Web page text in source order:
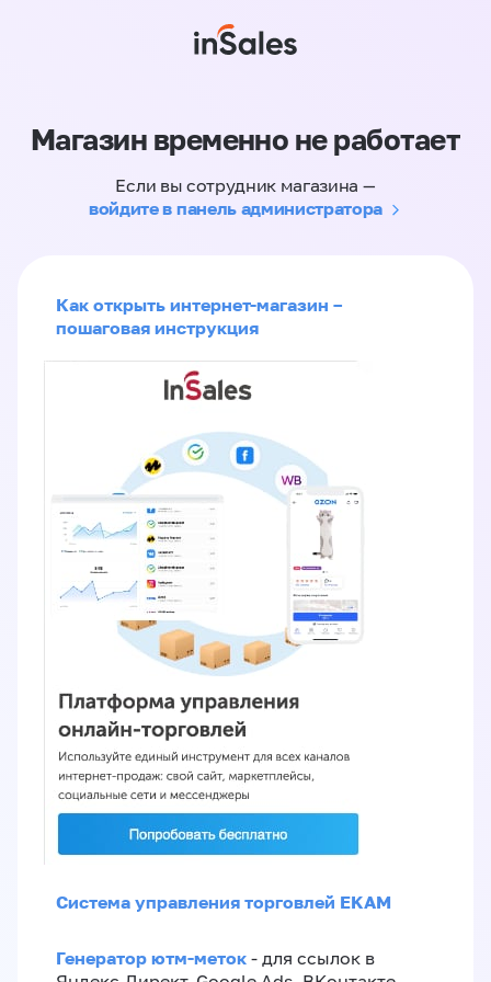
Магазин временно не работает
Если вы сотрудник магазина —
войдите в панель администратора
Как открыть интернет-магазин –
пошаговая инструкция
Система управления торговлей EKAM
Генератор ютм-меток - для ссылок в